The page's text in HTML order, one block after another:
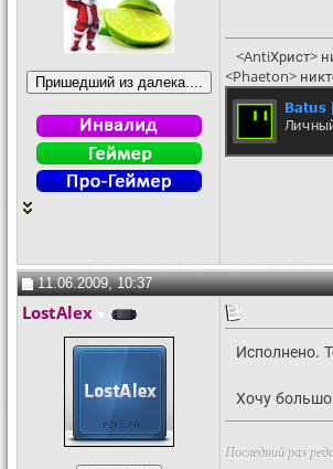
<AntiХрист>
<Phaeton>
11.06.2009, 10:37
LostAlex
Исполнено.
Хочу
Последний раз